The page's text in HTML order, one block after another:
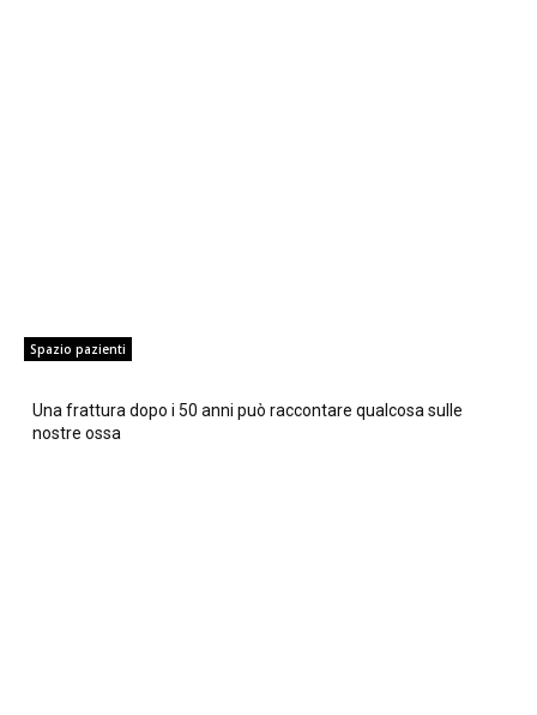
Spazio pazienti
Una frattura dopo i 50 anni può raccontare qualcosa sulle
nostre ossa